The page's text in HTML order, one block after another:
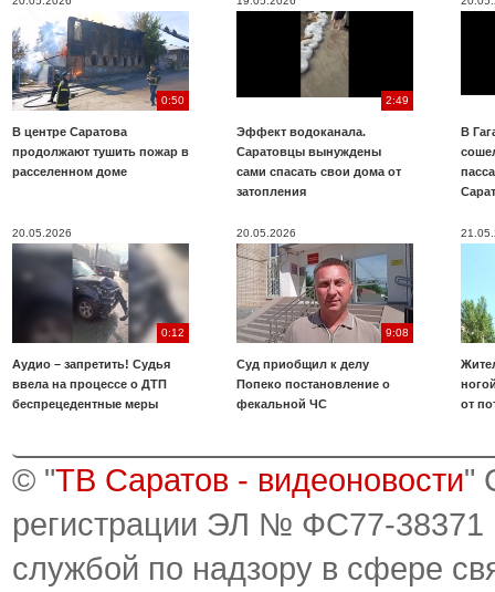
0:50
В центре Саратова
продолжают тушить пожар в
расселенном доме
2:49
Эффект водоканала.
Саратовцы вынуждены
сами спасать свои дома от
затопления
В
20.05.2026
0:12
Аудио – запретить! Судья
ввела на процессе о ДТП
беспрецедентные меры
20.05.2026
9:08
Суд приобщил к делу
Попеко постановление о
фекальной ЧС
от
© "ТВ Саратов - видеоновости"
регистрации ЭЛ № ФС77-38371
службой по надзору в сфере